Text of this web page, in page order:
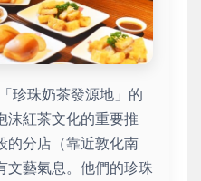
珍珠奶茶發源地」的
沫紅茶文化的重要推
的分店（靠近敦化南
文藝氣息。他們的珍珠